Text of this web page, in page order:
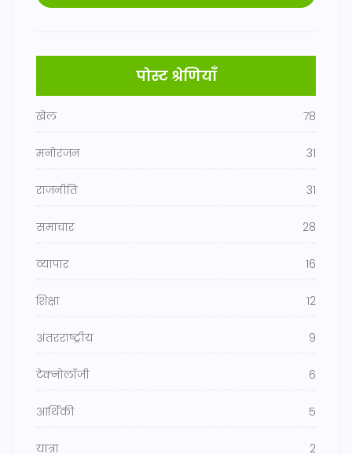
पोस्ट श्रेणियाँ
खेल 78
मनोरंजन 31
राजनीति 31
समाचार 28
व्यापार 16
शिक्षा 12
अंतरराष्ट्रीय 9
टेक्नोलॉजी 6
आर्थिकी 5
यात्रा 2